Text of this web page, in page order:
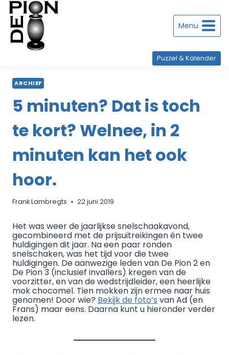
Doorgaan
naar
inhoud Menu
Puzzel & Kalender
ARCHIEF
5 minuten? Dat is toch
te kort? Welnee, in 2
minuten kan het ook
hoor.
Frank Lambregts 22 juni 2019
Het was weer de jaarlijkse snelschaakavond,
gecombineerd met de prijsuitreikingen én twee
huldigingen dit jaar. Na een paar ronden
snelschaken, was het tijd voor die twee
huldigingen. De aanwezige leden van De Pion 2 en
De Pion 3 (inclusief invallers) kregen van de
voorzitter, en van de wedstrijdleider, een heerlijke
mok chocomel. Tien mokken zijn ermee naar huis
genomen! Door wie? Bekijk de foto’s van Ad (en
Frans) maar eens. Daarna kunt u hieronder verder
lezen.